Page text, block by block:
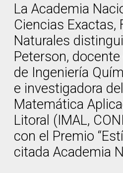
La Academia
Ciencias Exactas,
Naturales
Peterson,
de Ingeniería
e investigadora
Matemática
Litoral (IMAL,
con el Premio
citada Academia